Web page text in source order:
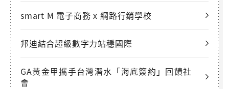
smart M 電子商務 x 綱路行銷學校
邦迪結合超級數字力站穩國際
GA黃金甲攜手台灣潛水「海底簽約」回饋社
會